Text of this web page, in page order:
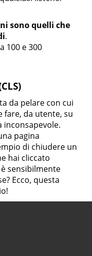
sono quelli che
.
100 e 300
da pelare con cui
fare, da utente, su
pagina
di chiudere un
hai cliccato
sensibilmente
Ecco, questa